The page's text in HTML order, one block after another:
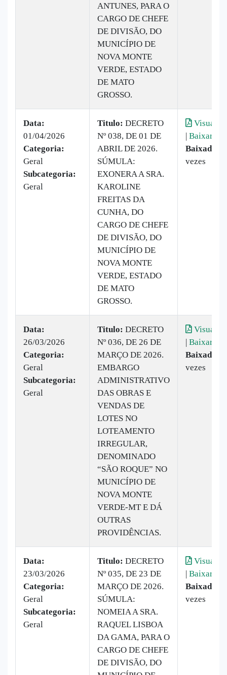
ANTUNES, PARA O
CARGO DE CHEFE
DE DIVISÃO, DO
MUNICÍPIO DE
NOVA MONTE
VERDE, ESTADO
DE MATO
GROSSO.
Data:
01/04/2026
Categoria:
Geral
Subcategoria:
Geral
Titulo: DECRETO
Nº 038, DE 01 DE
ABRIL DE 2026.
SÚMULA:
EXONERA A SRA.
KAROLINE
FREITAS DA
CUNHA, DO
CARGO DE CHEFE
DE DIVISÃO, DO
MUNICÍPIO DE
NOVA MONTE
VERDE, ESTADO
DE MATO
GROSSO.
| Baixar
Baixado:
vezes
Data:
26/03/2026
Categoria:
Geral
Subcategoria:
Geral
Titulo: DECRETO
Nº 036, DE 26 DE
MARÇO DE 2026.
EMBARGO
ADMINISTRATIVO
DAS OBRAS E
VENDAS DE
LOTES NO
LOTEAMENTO
IRREGULAR,
DENOMINADO
“SÃO ROQUE” NO
MUNICÍPIO DE
NOVA MONTE
VERDE-MT E DÁ
OUTRAS
PROVIDÊNCIAS.
| Baixar
Baixado:
vezes
Data:
23/03/2026
Categoria:
Geral
Subcategoria:
Geral
Titulo: DECRETO
Nº 035, DE 23 DE
MARÇO DE 2026.
SÚMULA:
NOMEIA A SRA.
RAQUEL LISBOA
DA GAMA, PARA O
CARGO DE CHEFE
DE DIVISÃO, DO
| Baixar
Baixado:
vezes